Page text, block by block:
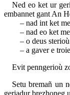
Ned eo ket ur
embannet gant An
nad int ket
nad eo ket
o deus
a gaver e
Evit penngerioù
Setu bremañ un